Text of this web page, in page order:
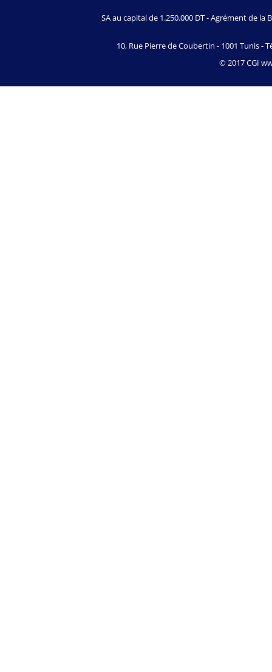
SA au capital de 1.250.000 DT - Agrément de la
10, Rue Pierre de Coubertin - 1001 Tunis -
© 2017 CGI